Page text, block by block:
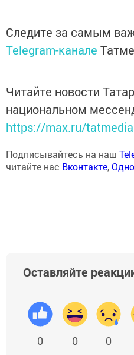
Следите за самым
Telegram-канале
Читайте новости
национальном
https://max.ru/tatmedia
Подписывайтесь на наш
читайте нас Вконтакте,
Оставляйте
0 0 0